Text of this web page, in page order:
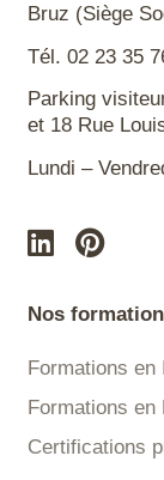
Bruz (Siège
Tél. 02 23 35
Parking
et 18 Rue
Lundi –
Nos
Formations en
Formations en
Certifications